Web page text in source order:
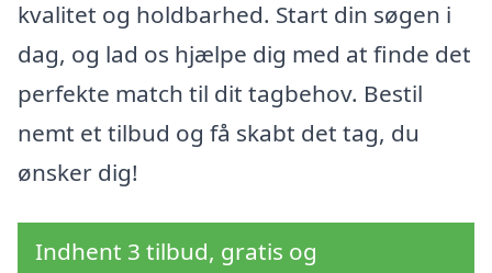
kvalitet og holdbarhed. Start din søgen i
dag, og lad os hjælpe dig med at finde det
perfekte match til dit tagbehov. Bestil
nemt et tilbud og få skabt det tag, du
ønsker dig!
Indhent 3 tilbud, gratis og